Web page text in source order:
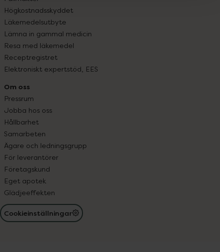
Högkostnadsskyddet
Läkemedelsutbyte
Lämna in gammal medicin
Resa med läkemedel
Receptregistret
Elektroniskt expertstöd, EES
Om oss
Pressrum
Jobba hos oss
Hållbarhet
Samarbeten
Ägare och ledningsgrupp
För leverantörer
Företagskund
Eget apotek
Glädjeeffekten
Cookieinställningar